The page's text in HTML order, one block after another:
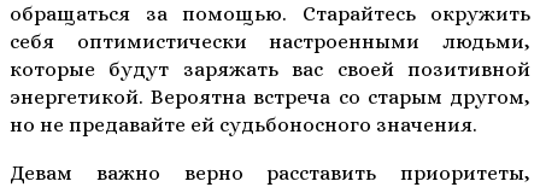
обращаться за помощью. Старайтесь окружить
себя оптимистически настроенными людьми,
которые будут заряжать вас своей позитивной
энергетикой. Вероятна встреча со старым другом,
но не предавайте ей судьбоносного значения.
Девам важно верно расставить приоритеты,